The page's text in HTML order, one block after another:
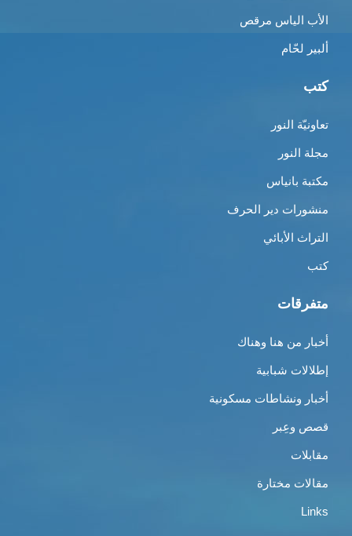
الأب الياس مرقص
ألبير لحّام
كتب
تعاونيّة النور
مجلة النور
مكتبة بانياس
منشورات دير الحرف
التراث الأبائي
كتب
متفرقات
أخبار من هنا وهناك
إطلالات شبابية
أخبار ونشاطات مسكونية
قصص وعِبر
مقابلات
مقالات مختارة
Links